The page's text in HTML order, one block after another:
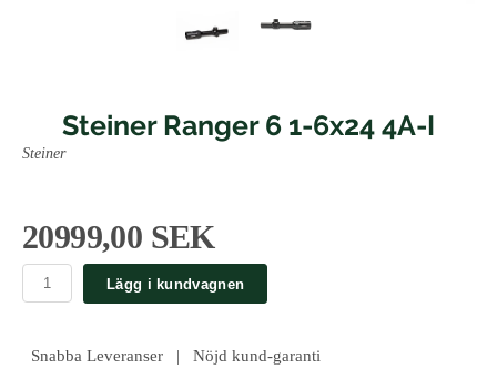
Steiner Ranger 6 1-6x24 4A-I
Steiner
20999,00 SEK
Lägg i kundvagnen
Snabba Leveranser | Nöjd kund-garanti